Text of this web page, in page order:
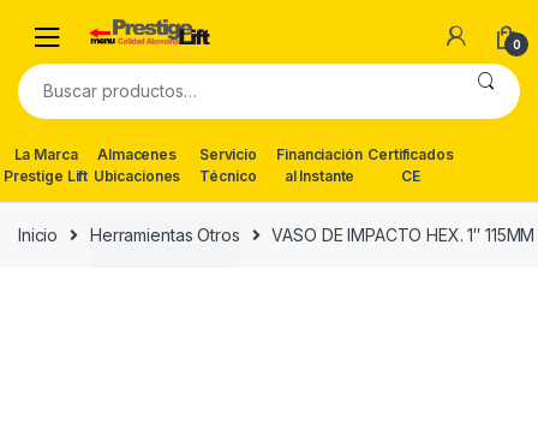
navigation
content
0
Buscar
por:
La Marca
Prestige Lift
Almacenes
Ubicaciones
Servicio
Técnico
Financiación
al Instante
Certificados
CE
Inicio Herramientas Otros VASO DE IMPACTO HEX. 1″ 115MM